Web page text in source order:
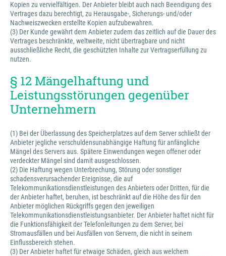
Kopien zu vervielfältigen. Der Anbieter bleibt auch nach Beendigung des
Vertrages dazu berechtigt, zu Herausgabe-, Sicherungs- und/oder
Nachweiszwecken erstellte Kopien aufzubewahren.
(3) Der Kunde gewährt dem Anbieter zudem das zeitlich auf die Dauer des
Vertrages beschränkte, weltweite, nicht übertragbare und nicht
ausschließliche Recht, die geschützten Inhalte zur Vertragserfüllung zu
nutzen.
§ 12 Mängelhaftung und
Leistungsstörungen gegenüber
Unternehmern
(1) Bei der Überlassung des Speicherplatzes auf dem Server schließt der
Anbieter jegliche verschuldensunabhängige Haftung für anfängliche
Mängel des Servers aus. Spätere Einwendungen wegen offener oder
verdeckter Mängel sind damit ausgeschlossen.
(2) Die Haftung wegen Unterbrechung, Störung oder sonstiger
schadensverursachender Ereignisse, die auf
Telekommunikationsdienstleistungen des Anbieters oder Dritten, für die
der Anbieter haftet, beruhen, ist beschränkt auf die Höhe des für den
Anbieter möglichen Rückgriffs gegen den jeweiligen
Telekommunikationsdienstleistungsanbieter. Der Anbieter haftet nicht für
die Funktionsfähigkeit der Telefonleitungen zu dem Server, bei
Stromausfällen und bei Ausfällen von Servern, die nicht in seinem
Einflussbereich stehen.
(3) Der Anbieter haftet für etwaige Schäden, gleich aus welchem